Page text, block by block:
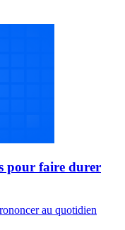
pour faire durer
au quotidien